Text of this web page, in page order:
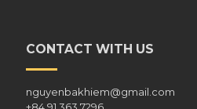
CONTACT WITH US
nguyenbakhiem@gmail.com